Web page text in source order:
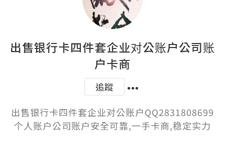
出售银行卡四件套企业对公账户公司账
户卡商
追蹤
出售银行卡四件套企业对公账户QQ2831808699
个人账户公司账户安全可靠,一手卡商,稳定实力